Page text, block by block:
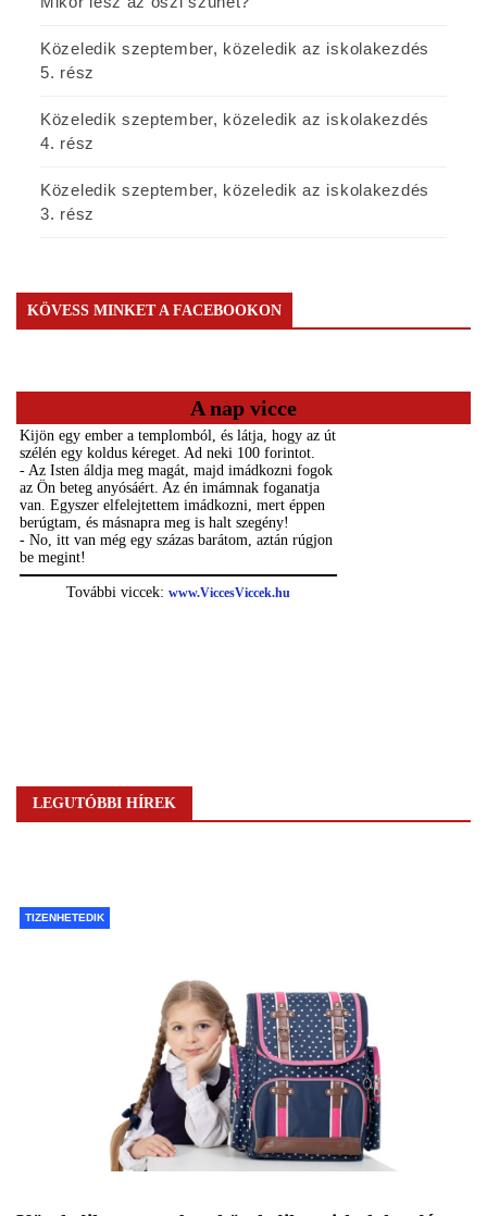
Közeledik szeptember, közeledik az iskolakezdés
5. rész
Közeledik szeptember, közeledik az iskolakezdés
4. rész
Közeledik szeptember, közeledik az iskolakezdés
3. rész
KÖVESS MINKET A FACEBOOKON
A nap vicce
LEGUTÓBBI HÍREK
TIZENHETEDIK